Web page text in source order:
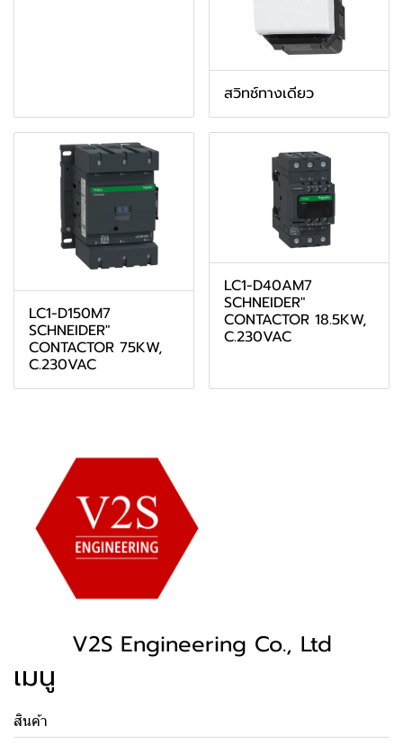
สวิทช์ทางเดียว
LC1-D150M7
SCHNEIDER"
CONTACTOR 75KW,
C.230VAC
LC1-D40AM7
SCHNEIDER"
CONTACTOR 18.5KW,
C.230VAC
V2S Engineering Co., Ltd
เมนู
สินค้า